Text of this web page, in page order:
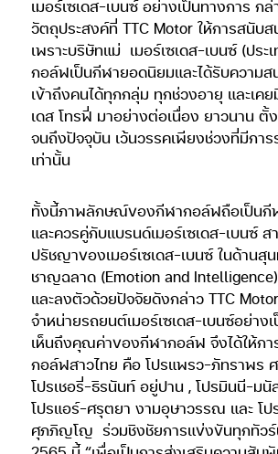
เมอร์เซเดส-เบนซ์ อย่างเป็นทางการ กล่
วัตถุประสงค์ที่ TTC Motor ให้การสนับ
เพราะบริษัทแม่ เมอร์เซเดส-เบนซ์ (ประ
กอล์ฟเป็นกีฬายอดนิยมและได้รับความส
เข้าถึงคนได้ทุกกลุ่ม ทุกช่วงอายุ และเคย
เดส โทรฟี่ มาอย่างต่อเนื่อง ยาวนาน ตั้
จนถึงปัจจุบัน เว้นวรรคเพียงช่วงที่มีการ
เท่านั้น
ทั้งนี้ภาพลักษณ์ของกีฬากอล์ฟถือเป็น
และควรคู่กับแบรนด์เมอร์เซเดส-เบนซ์ ส
ปรัชญาของเมอร์เซเดส-เบนซ์ ในด้านสุ
ชาญฉลาด (Emotion and
และลงตัวด้วยปัจจัยดังกล่าว TTC
จำหน่ายรถยนต์เมอร์เซเดส-เบนซ์อย่าง
เห็นถึงคุณค่าของกีฬากอล์ฟ จึงได้ให้กา
กอล์ฟสาวไทย คือ โปรแพรว-ภัทราพร
โปรเชอรี่-ธิรนันท์ อยู่ปาน , โปรมินนี-มนั
โปรแอร์-ศรุตยา งามอุษาวรรณ และ โป
ศุภภิญโญ ร่วมชิงชัยการแข่งขันทุกทัวร์